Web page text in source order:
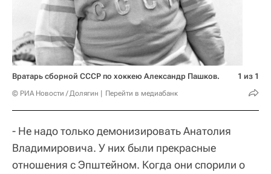
Вратарь сборной СССР по хоккею Александр Пашков.
© РИА Новости / Долягин Перейти в медиабанк
1 из 1
- Не надо только демонизировать Анатолия
Владимировича. У них были прекрасные
отношения с Эпштейном. Когда они спорили о